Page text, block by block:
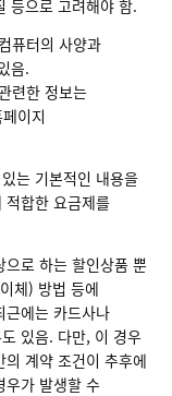
등으로 고려해야 함.
퓨터의 사양과
음.
련한 정보는
이지
는 기본적인 내용을
적합한 요금제를
로 하는 할인상품 뿐
체) 방법 등에
근에는 카드사나
있음. 다만, 이 경우
계약 조건이 추후에
우가 발생할 수